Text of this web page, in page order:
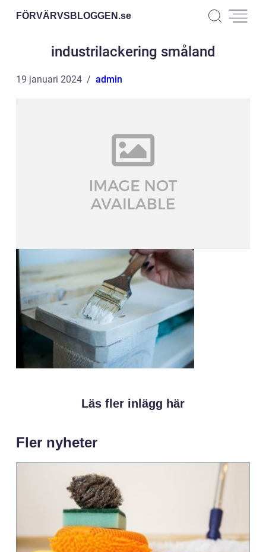
FÖRVÄRVSBLOGGEN.se
industrilackering småland
19 januari 2024 admin
Läs fler inlägg här
Fler nyheter